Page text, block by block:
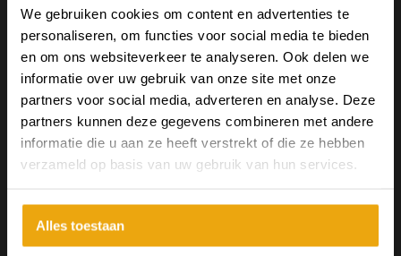
We gebruiken cookies om content en advertenties te
personaliseren, om functies voor social media te bieden
en om ons websiteverkeer te analyseren. Ook delen we
informatie over uw gebruik van onze site met onze
partners voor social media, adverteren en analyse. Deze
partners kunnen deze gegevens combineren met andere
informatie die u aan ze heeft verstrekt of die ze hebben
verzameld op basis van uw gebruik van hun services.
Alles toestaan
Bar Den Haag